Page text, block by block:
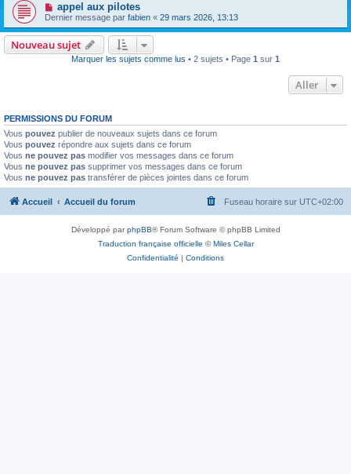
appel aux pilotes
Dernier message par fabien « 29 mars 2026, 13:13
Nouveau sujet
Marquer les sujets comme lus • 2 sujets • Page 1 sur 1
Aller
PERMISSIONS DU FORUM
Vous pouvez publier de nouveaux sujets dans ce forum
Vous pouvez répondre aux sujets dans ce forum
Vous ne pouvez pas modifier vos messages dans ce forum
Vous ne pouvez pas supprimer vos messages dans ce forum
Vous ne pouvez pas transférer de pièces jointes dans ce forum
Accueil Accueil du forum Fuseau horaire sur UTC+02:00
Développé parphpBB® Forum Software © phpBB Limited
Traduction française officielle ©Miles Cellar
Confidentialité | Conditions